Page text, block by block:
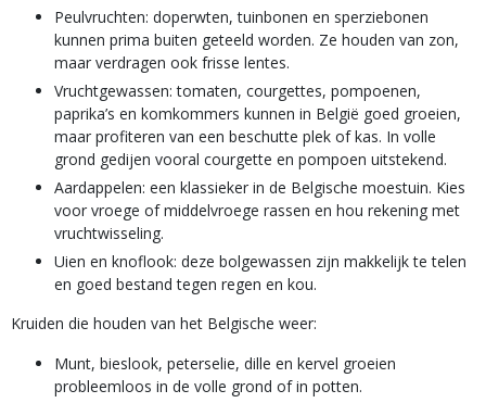
Peulvruchten: doperwten, tuinbonen en sperziebonen
kunnen prima buiten geteeld worden. Ze houden van zon,
maar verdragen ook frisse lentes.
Vruchtgewassen: tomaten, courgettes, pompoenen,
paprika’s en komkommers kunnen in België goed groeien,
maar profiteren van een beschutte plek of kas. In volle
grond gedijen vooral courgette en pompoen uitstekend.
Aardappelen: een klassieker in de Belgische moestuin. Kies
voor vroege of middelvroege rassen en hou rekening met
vruchtwisseling.
Uien en knoflook: deze bolgewassen zijn makkelijk te telen
en goed bestand tegen regen en kou.
Kruiden die houden van het Belgische weer:
Munt, bieslook, peterselie, dille en kervel groeien
probleemloos in de volle grond of in potten.